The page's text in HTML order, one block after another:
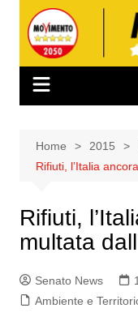
contenuto
Home 2015
Rifiuti, l’Italia
Rifiuti,
multata
Senato News
Ambiente e